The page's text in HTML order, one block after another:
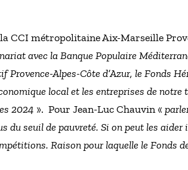
CCI métropolitaine Aix-Marseille
avec la Banque Populaire
Provence-Alpes-Côte d’Azur, le Fonds
local et les entreprises de
2024 ». Pour Jean-Luc Chauvin «
du seuil de pauvreté. Si on peut les
Raison pour laquelle le Fonds